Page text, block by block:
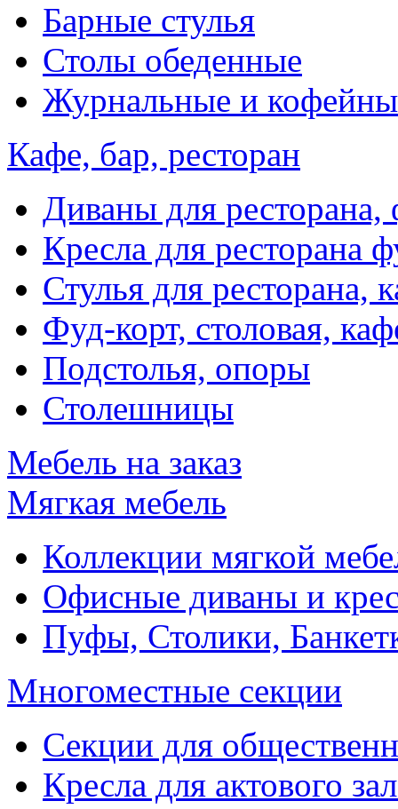
Барные стулья
Столы обеденные
Журнальные и
Кафе, бар, ресторан
Диваны для ресторана,
Кресла для ресторана
Стулья для ресторана,
Фуд-корт, столовая,
Подстолья, опоры
Столешницы
Мебель на заказ
Мягкая мебель
Коллекции мягкой
Офисные диваны и
Пуфы, Столики,
Многоместные секции
Секции для
Кресла для актового